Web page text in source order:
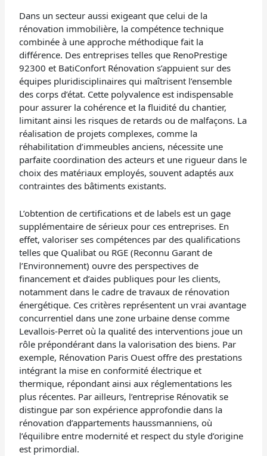
Dans un secteur aussi exigeant que celui de la
rénovation immobilière, la compétence technique
combinée à une approche méthodique fait la
différence. Des entreprises telles que RenoPrestige
92300 et BatiConfort Rénovation s’appuient sur des
équipes pluridisciplinaires qui maîtrisent l’ensemble
des corps d’état. Cette polyvalence est indispensable
pour assurer la cohérence et la fluidité du chantier,
limitant ainsi les risques de retards ou de malfaçons. La
réalisation de projets complexes, comme la
réhabilitation d’immeubles anciens, nécessite une
parfaite coordination des acteurs et une rigueur dans le
choix des matériaux employés, souvent adaptés aux
contraintes des bâtiments existants.
L’obtention de certifications et de labels est un gage
supplémentaire de sérieux pour ces entreprises. En
effet, valoriser ses compétences par des qualifications
telles que Qualibat ou RGE (Reconnu Garant de
l’Environnement) ouvre des perspectives de
financement et d’aides publiques pour les clients,
notamment dans le cadre de travaux de rénovation
énergétique. Ces critères représentent un vrai avantage
concurrentiel dans une zone urbaine dense comme
Levallois-Perret où la qualité des interventions joue un
rôle prépondérant dans la valorisation des biens. Par
exemple, Rénovation Paris Ouest offre des prestations
intégrant la mise en conformité électrique et
thermique, répondant ainsi aux réglementations les
plus récentes. Par ailleurs, l’entreprise Rénovatik se
distingue par son expérience approfondie dans la
rénovation d’appartements haussmanniens, où
l’équilibre entre modernité et respect du style d’origine
est primordial.